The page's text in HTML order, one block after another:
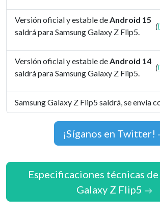
Versión oficial y estable deAndroid 15
saldrá para Samsung Galaxy Z Flip5.
(
Versión oficial y estable deAndroid 14
saldrá para Samsung Galaxy Z Flip5.
(
Samsung Galaxy Z Flip5 saldrá, se envía
¡Síganos en Twitter!
Especificaciones técnicas de
Galaxy Z Flip5